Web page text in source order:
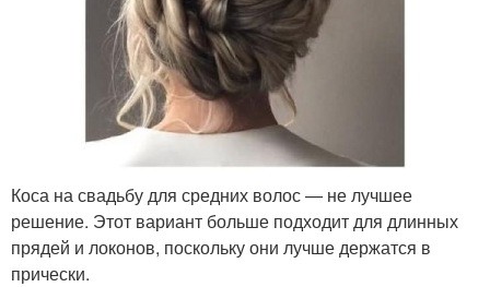
Коса на свадьбу для средних волос — не лучшее
решение. Этот вариант больше подходит для длинных
прядей и локонов, поскольку они лучше держатся в
прически.